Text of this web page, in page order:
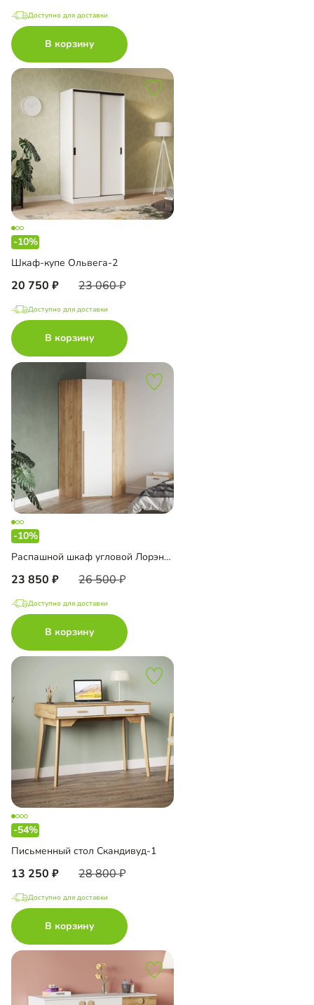
Доступно для доставки
В корзину
-10%
Шкаф-купе Ольвега-2
20 750 23 060
Доступно для доставки
В корзину
-10%
Распашной шкаф угловой Лорэна-900 Эко
23 850 26 500
Доступно для доставки
В корзину
-54%
Письменный стол Скандивуд-1
13 250 28 800
Доступно для доставки
В корзину